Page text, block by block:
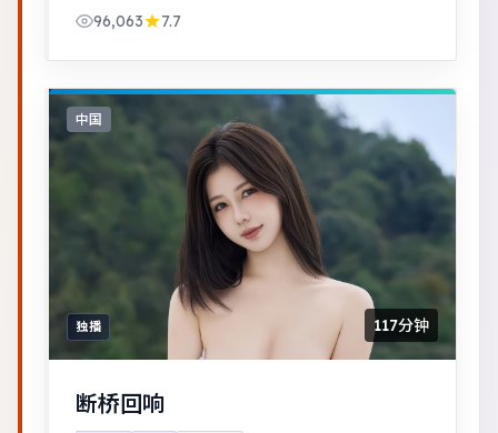
度。96,063 7.7
中国
独播 117分钟
断桥回响